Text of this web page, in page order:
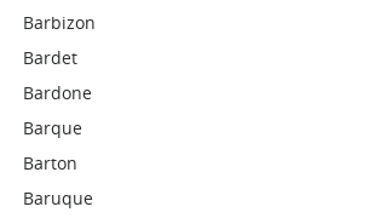
Barbizon
Bardet
Bardone
Barque
Barton
Baruque